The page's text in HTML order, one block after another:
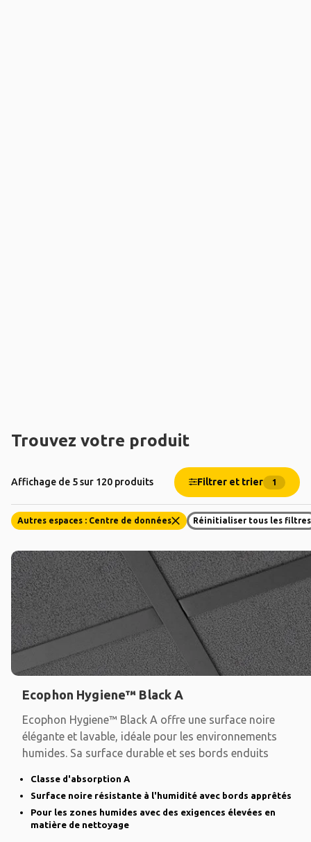
Trouvez votre produit
Affichage de 5 sur 120 produits Filtrer et trier 1
Autres espaces : Centre de données Réinitialiser tous les filtres
Ecophon Hygiene™ Black A
Ecophon Hygiene™ Black A offre une surface noire
élégante et lavable, idéale pour les environnements
humides. Sa surface durable et ses bords enduits
Classe d'absorption A
Surface noire résistante à l'humidité avec bords apprêtés
Pour les zones humides avec des exigences élevées en
matière de nettoyage